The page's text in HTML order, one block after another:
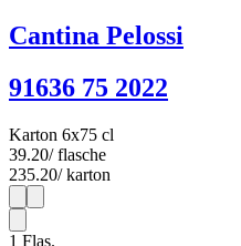
Cantina Pelossi
91636 75 2022
Karton 6x75 cl
39.20/ flasche
235.20/ karton
1
1 Flas.